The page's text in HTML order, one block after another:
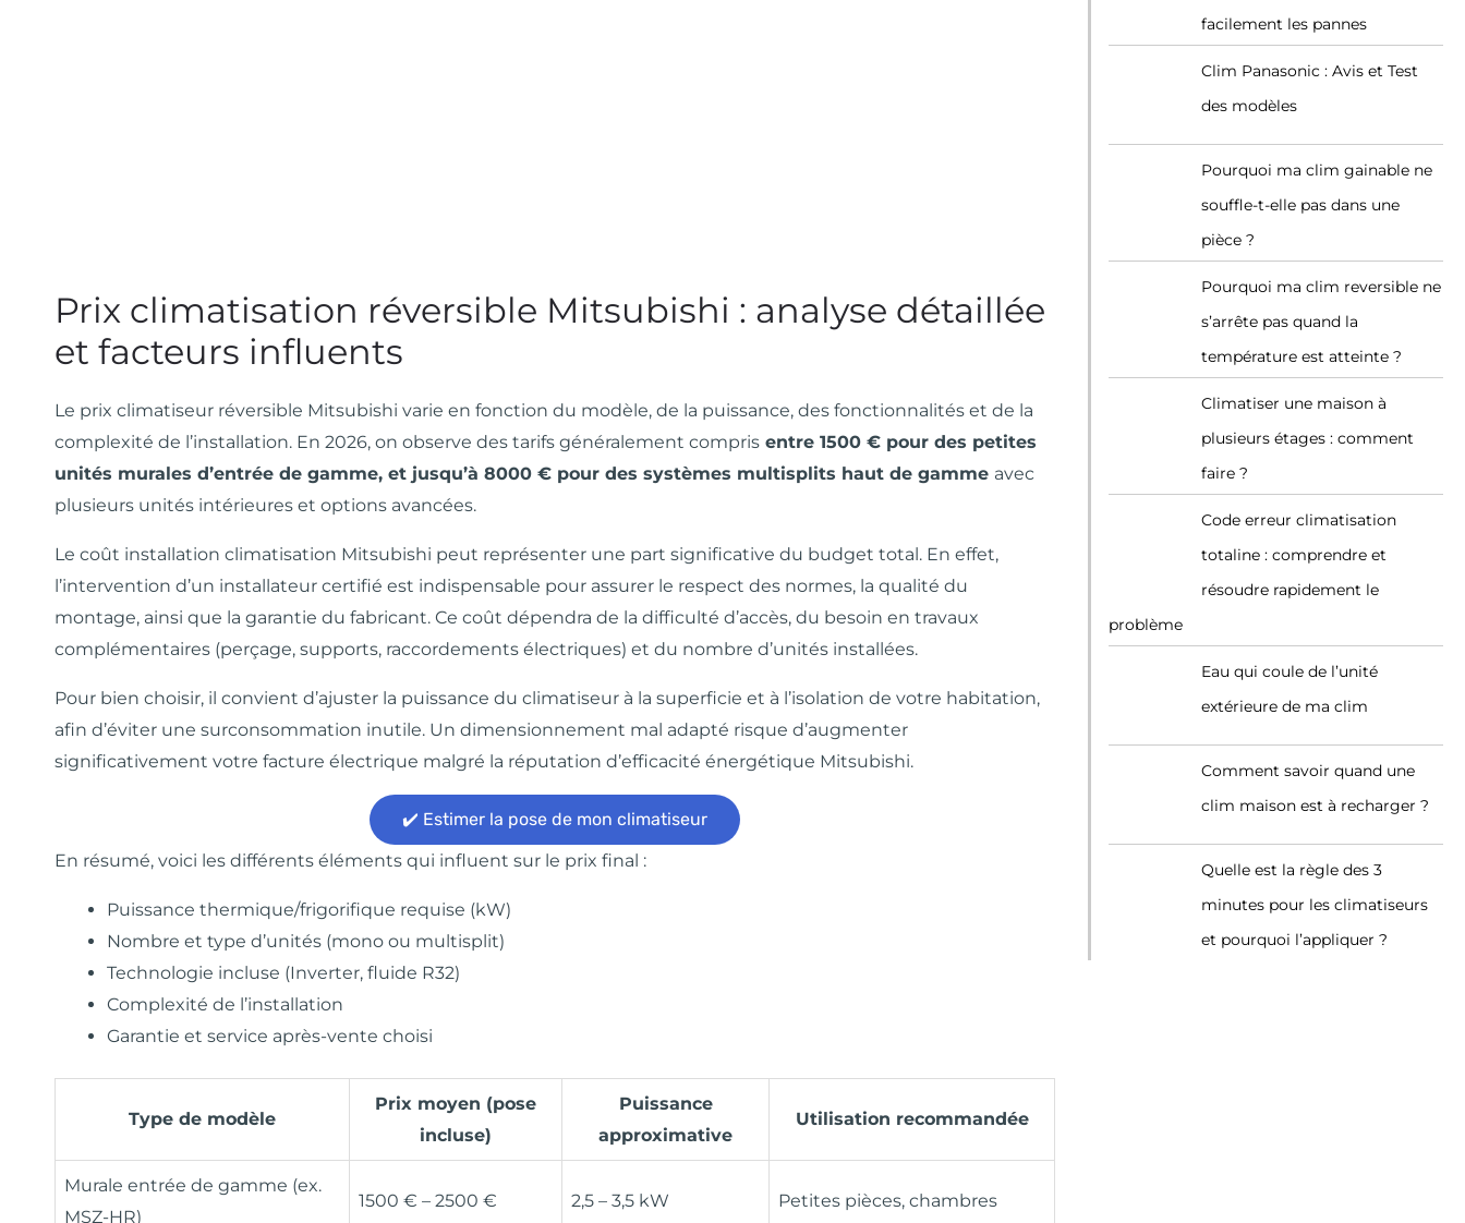
Prix climatisation réversible Mitsubishi : analyse détaillée
et facteurs influents
Le prix climatiseur réversible Mitsubishi varie en fonction du modèle, de la puissance, des fonctionnalités et de la
complexité de l’installation. En 2026, on observe des tarifs généralement compris entre 1500 € pour des petites
unités murales d’entrée de gamme, et jusqu’à 8000 € pour des systèmes multisplits haut de gamme avec
plusieurs unités intérieures et options avancées.
Le coût installation climatisation Mitsubishi peut représenter une part significative du budget total. En effet,
l’intervention d’un installateur certifié est indispensable pour assurer le respect des normes, la qualité du
montage, ainsi que la garantie du fabricant. Ce coût dépendra de la difficulté d’accès, du besoin en travaux
complémentaires (perçage, supports, raccordements électriques) et du nombre d’unités installées.
Pour bien choisir, il convient d’ajuster la puissance du climatiseur à la superficie et à l’isolation de votre habitation,
afin d’éviter une surconsommation inutile. Un dimensionnement mal adapté risque d’augmenter
significativement votre facture électrique malgré la réputation d’efficacité énergétique Mitsubishi.
✔️ Estimer la pose de mon climatiseur
En résumé, voici les différents éléments qui influent sur le prix final :
Puissance thermique/frigorifique requise (kW)
Nombre et type d’unités (mono ou multisplit)
Technologie incluse (Inverter, fluide R32)
Complexité de l’installation
Garantie et service après-vente choisi
Type de modèle
Prix moyen (pose
incluse)
Puissance
approximative
Utilisation recommandée
Murale entrée de gamme (ex.
MSZ-HR)
1500 € – 2500 € 2,5 – 3,5 kW Petites pièces, chambres
facilement les pannes
Clim Panasonic : Avis et Test
des modèles
Pourquoi ma clim gainable ne
souffle-t-elle pas dans une
pièce ?
Pourquoi ma clim reversible ne
s’arrête pas quand la
température est atteinte ?
Climatiser une maison à
plusieurs étages : comment
faire ?
Code erreur climatisation
totaline : comprendre et
résoudre rapidement le
problème
Eau qui coule de l’unité
extérieure de ma clim
Comment savoir quand une
clim maison est à recharger ?
Quelle est la règle des 3
minutes pour les climatiseurs
et pourquoi l’appliquer ?